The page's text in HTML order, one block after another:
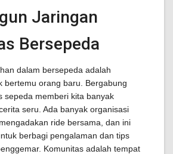
Jaringan
Bersepeda
dalam bersepeda adalah
bertemu orang baru. Bergabung
sepeda memberi kita banyak
seru. Ada banyak organisasi
ride bersama, dan ini
berbagi pengalaman dan tips
Komunitas adalah tempat